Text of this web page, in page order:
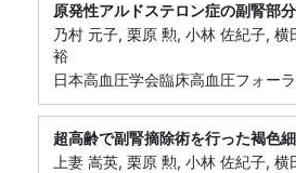
原発性アルドステロン症の副腎部
乃村 元子, 栗原 勲, 小林 佐紀子,
裕
日本高血圧学会臨床高血圧フォ
超高齢で副腎摘除術を行った褐色
上妻 嵩英, 栗原 勲, 小林 佐紀子,